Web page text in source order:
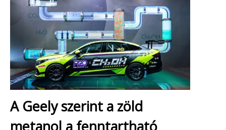
A Geely szerint a zöld